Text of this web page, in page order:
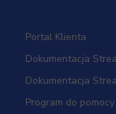
Portal Klienta
Dokumentacja
Dokumentacja
Program do